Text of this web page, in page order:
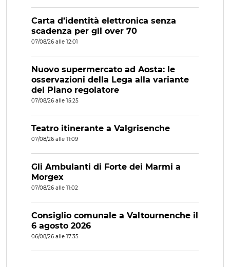
Carta d’identità elettronica senza
scadenza per gli over 70
07/08/26 alle 12:01
Nuovo supermercato ad Aosta: le
osservazioni della Lega alla variante
del Piano regolatore
07/08/26 alle 15:25
Teatro itinerante a Valgrisenche
07/08/26 alle 11:09
Gli Ambulanti di Forte dei Marmi a
Morgex
07/08/26 alle 11:02
Consiglio comunale a Valtournenche il
6 agosto 2026
06/08/26 alle 17:35